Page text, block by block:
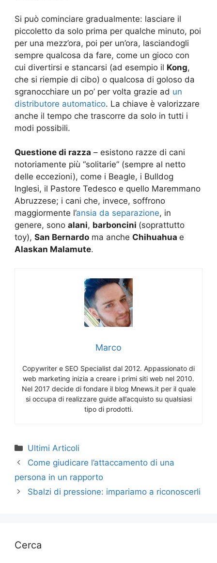
Si può cominciare gradualmente: lasciare il
piccoletto da solo prima per qualche minuto, poi
per una mezz’ora, poi per un’ora, lasciandogli
sempre qualcosa da fare, come un gioco con
cui divertirsi e stancarsi (ad esempio il Kong,
che si riempie di cibo) o qualcosa di goloso da
sgranocchiare un po’ per volta grazie ad un
distributore automatico. La chiave è valorizzare
anche il tempo che trascorre da solo in tutti i
modi possibili.
Questione di razza – esistono razze di cani
notoriamente più “solitarie” (sempre al netto
delle eccezioni), come i Beagle, i Bulldog
Inglesi, il Pastore Tedesco e quello Maremmano
Abruzzese; i cani che, invece, soffrono
maggiormente l’ansia da separazione, in
genere, sono alani, barboncini (soprattutto
toy), San Bernardo ma anche Chihuahua e
Alaskan Malamute.
Marco
Copywriter e SEO Specialist dal 2012. Appassionato di
web marketing inizia a creare i primi siti web nel 2010.
Nel 2017 decide di fondare il blog Mnews.it per il quale
si occupa di realizzare guide all’acquisto su qualsiasi
tipo di prodotti.
Categorie
Ultimi Articoli
Come giudicare l’attaccamento di una
persona in un rapporto
Sbalzi di pressione: impariamo a riconoscerli
Cerca